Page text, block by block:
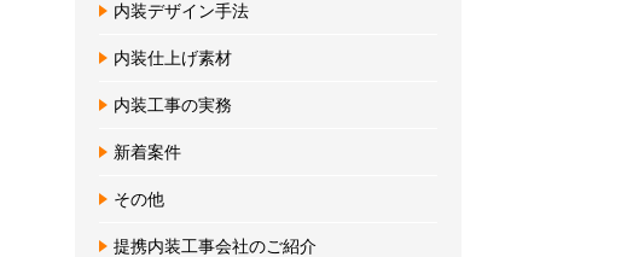
内装デザイン手法
内装仕上げ素材
内装工事の実務
新着案件
その他
提携内装工事会社のご紹介